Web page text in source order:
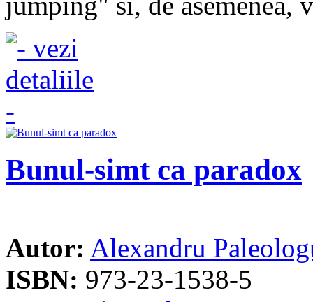
Bunul-simt ca paradox
Autor: Alexandru
ISBN: 973-23-1538-5